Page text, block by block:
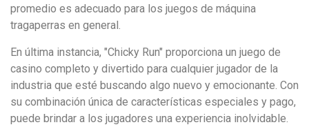
promedio es adecuado para los juegos de máquina
tragaperras en general.
En última instancia, "Chicky Run" proporciona un juego de
casino completo y divertido para cualquier jugador de la
industria que esté buscando algo nuevo y emocionante. Con
su combinación única de características especiales y pago,
puede brindar a los jugadores una experiencia inolvidable.